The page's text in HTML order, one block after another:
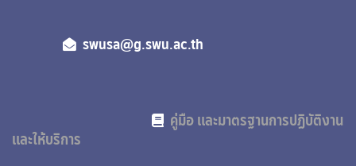
swusa@g.swu.ac.th
คู่มือ และมาตรฐานการปฏิบัติงาน
และให้บริการ